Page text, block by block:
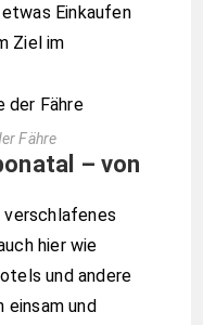
Einkaufen
Ziel im
Fähre
– von
verschlafenes
hier wie
und andere
und